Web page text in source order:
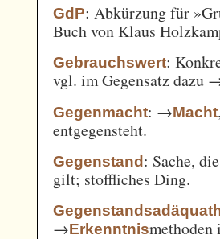
GdP: Abkürzung für
Buch von Klaus
Gebrauchswert:
vgl. im Gegensatz dazu
Gegenmacht: →Macht
entgegensteht.
Gegenstand: Sache,
gilt; stoffliches Ding.
→Erkenntnismethoden